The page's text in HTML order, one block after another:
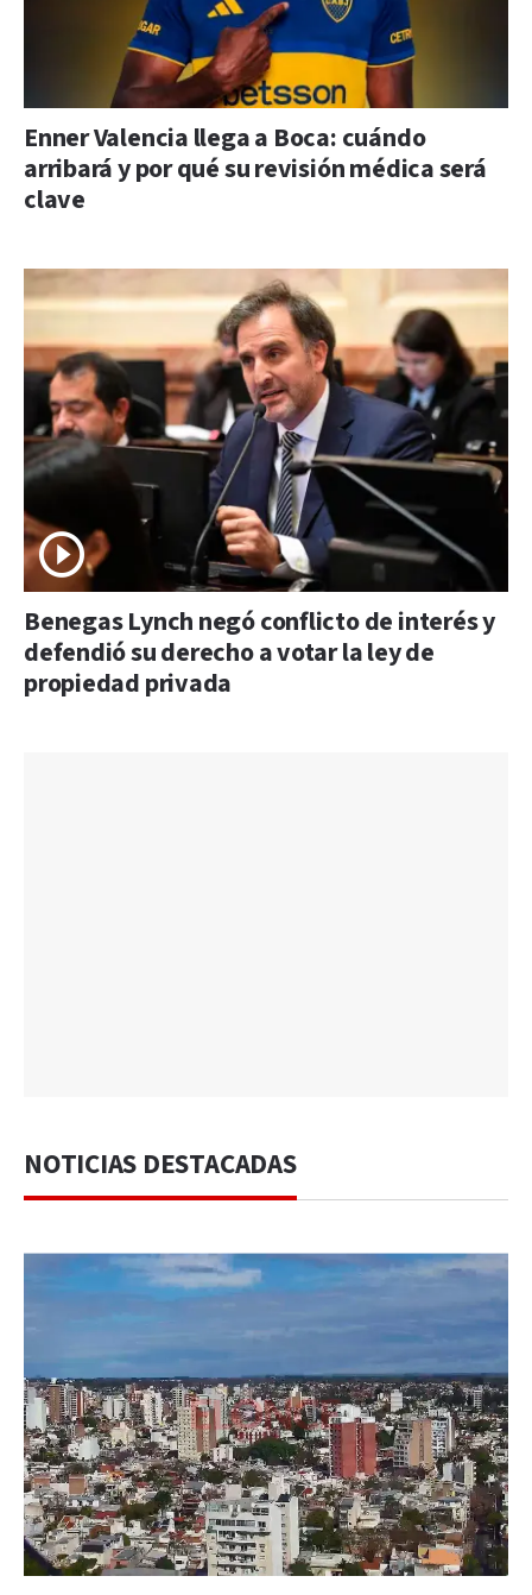
Enner Valencia llega a Boca: cuándo
arribará y por qué su revisión médica será
clave
Benegas Lynch negó conflicto de interés y
defendió su derecho a votar la ley de
propiedad privada
NOTICIAS DESTACADAS